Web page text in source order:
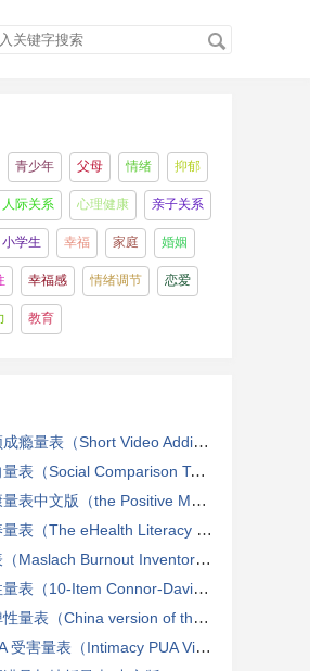
青少年 父母 情绪 抑郁
人际关系 心理健康 亲子关系
小学生 幸福 家庭 婚姻
幸福感 情绪调节 恋爱
教育
大学生短视频成瘾量表（Short Video Addiction Scale among College Students）
社会攀比倾向量表（Social Comparison Tendency Scale，SCTS）
积极心理健康量表中文版（the Positive Mental Health Scale，PMHS-C）
电子健康素养量表（The eHealth Literacy Scale，eHEALS）
职业倦怠量表（Maslach Burnout Inventory, MBI）
简易心理弹性量表（10-Item Connor-Davidson Resilience Scale，CD-RISC-10）
中文版心理弹性量表（China version of the Connor-Davidson resilience scale，CD-RISC）
亲密关系 PUA 受害量表（Intimacy PUA Victimisation Scale）